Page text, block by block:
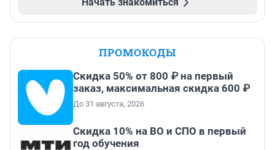
ПРОМОКОДЫ
Скидка 50% от 800 ₽ на первый
заказ, максимальная скидка 600 ₽
До 31 августа, 2026
Скидка 10% на ВО и СПО в первый
год обучения